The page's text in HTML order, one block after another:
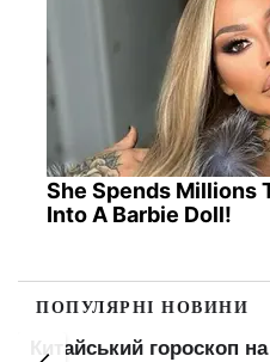
She Spends Millions
Into A Barbie Doll!
ПОПУЛЯРНІ НОВИНИ
Китайський гороскоп